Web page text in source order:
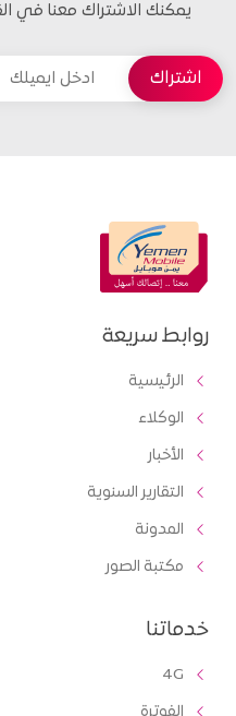
يمكنك الاشتراك معنا في
روابط سريعة
الرئيسية
الوكلاء
الأخبار
التقارير السنوية
المدونة
مكتبة الصور
خدماتنا
4G